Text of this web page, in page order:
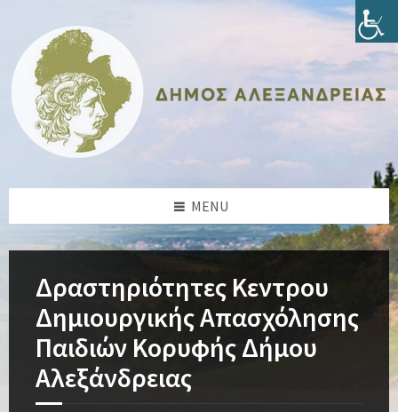
content
sidebar
sidebar
footer
MENU
Δραστηριότητες Κεντρου
Δημιουργικής Απασχόλησης
Παιδιών Κορυφής Δήμου
Αλεξάνδρειας